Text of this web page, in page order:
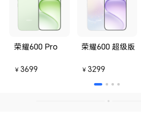
荣耀600 Pro
￥ 3699
荣耀600 超级版
￥ 3299